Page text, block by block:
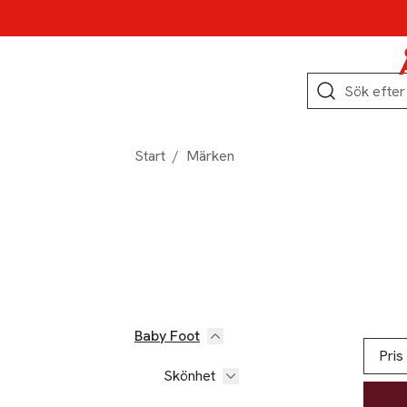
Sök
Start / Märken
Hoppa till produktsidan
Baby Foot
Skönhet
Pris
Lista